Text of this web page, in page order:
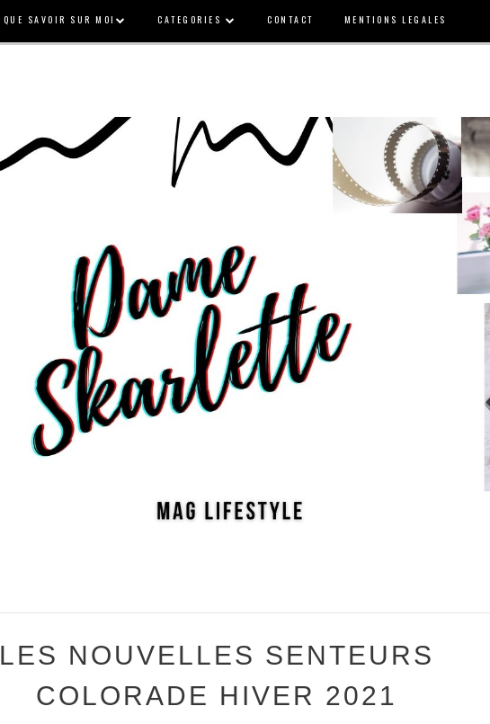
QUE SAVOIR SUR MOI CATEGORIES CONTACT MENTIONS LEGALES
LES NOUVELLES SENTEURS
COLORADE HIVER 2021